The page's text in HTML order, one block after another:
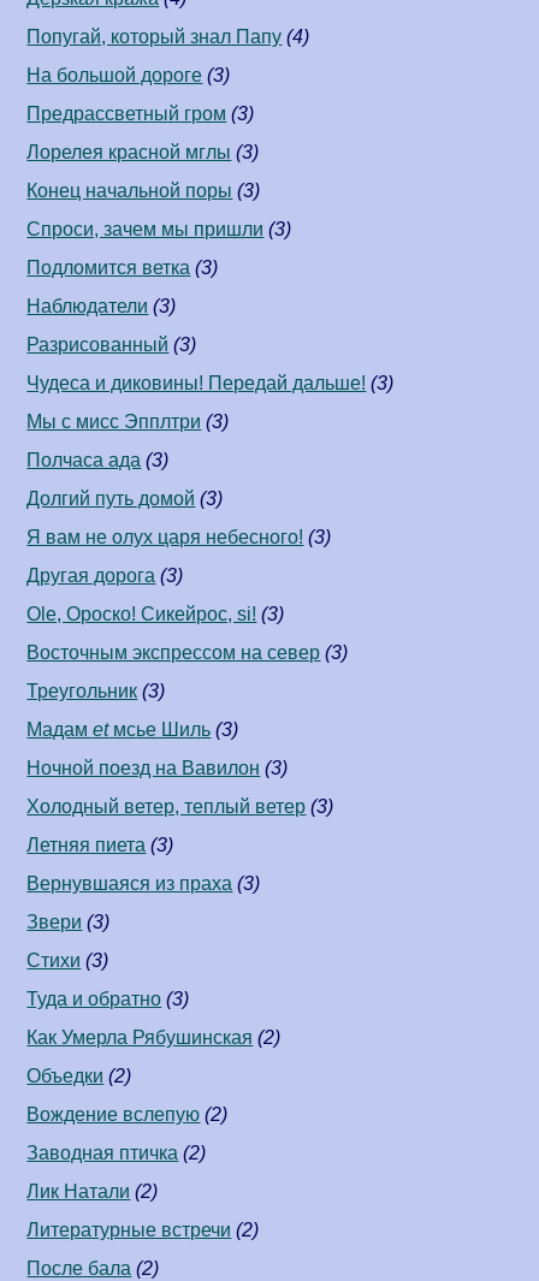
Попугай, который знал Папу (4)
На большой дороге (3)
Предрассветный гром (3)
Лорелея красной мглы (3)
Конец начальной поры (3)
Спроси, зачем мы пришли (3)
Подломится ветка (3)
Наблюдатели (3)
Разрисованный (3)
Чудеса и диковины! Передай дальше! (3)
Мы с мисс Эпплтри (3)
Полчаса ада (3)
Долгий путь домой (3)
Я вам не олух царя небесного! (3)
Другая дорога (3)
Ole, Ороско! Сикейрос, si! (3)
Восточным экспрессом на север (3)
Треугольник (3)
Мадамetмсье Шиль (3)
Ночной поезд на Вавилон (3)
Холодный ветер, теплый ветер (3)
Летняя пиета (3)
Вернувшаяся из праха (3)
Звери (3)
Стихи (3)
Туда и обратно (3)
Как Умерла Рябушинская (2)
Объедки (2)
Вождение вслепую (2)
Заводная птичка (2)
Лик Натали (2)
Литературные встречи (2)
После бала (2)